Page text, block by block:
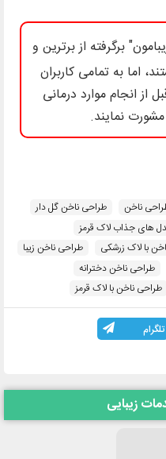
برگرفته از برترین و
اما به تمامی کاربران
از انجام موارد درمانی
نمایند.
ناخن
طراحی ناخن گل دار
های جذاب لاک قرمز
با لاک زرشکی
طراحی ناخن زیبا
طراحی ناخن دخترانه
طراحی ناخن با لاک قرمز
تلگرام
زیبایی